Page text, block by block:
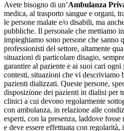
Avete bisogno di un’Ambulanza
medica, al trasporto sangue e organi,
le persone malate e/o disabili, ma
pubbliche. Il personale che mettiamo
impieghiamo sono persone che
professionisti del settore, altamente
situazioni di particolare disagio,
garantire al paziente e ai suoi cari
contesti, situazioni che vi descriviamo
pazienti dializzati. Queste persone,
disposizione dei pazienti in dialisi per
clinici a cui devono regolarmente
con ambulanza, in relazione alle
esperti, con la presenza, laddove
e deve essere effettuata con